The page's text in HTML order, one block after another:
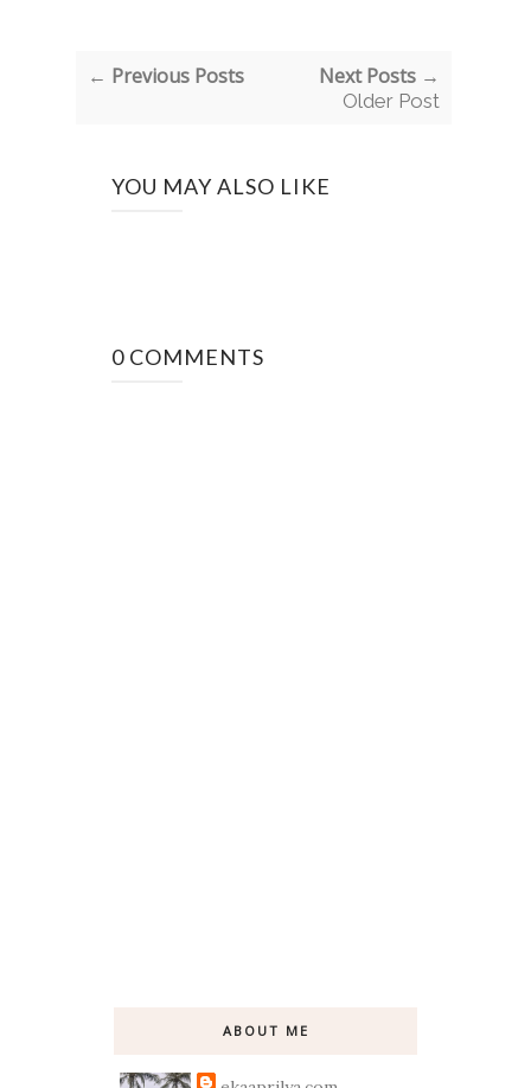
← Previous Posts Next Posts →
Older Post
YOU MAY ALSO LIKE
0 COMMENTS
ABOUT ME